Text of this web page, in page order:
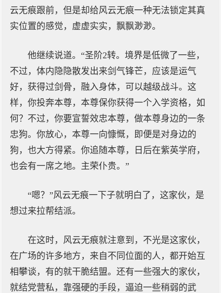
云无痕跟前，但是却给风云无痕一种无法锁定其真
实位置的感觉，虚虚实实，飘飘渺渺。
他继续说道。“圣阶2转。境界是低微了一些，
不过，体内隐隐散发出来剑气锋芒，应该是运气
好，获得过剑骨，融入身体，可以越级战斗。这
样，你投奔本尊，本尊保你获得一个入学资格，如
何？不过，你要宣誓效忠本尊，做本尊身边的一条
忠狗。你放心，本尊一向慷慨，即便是对身边的
狗，也大方得紧。你追随本尊，日后在紫英学府，
也会有一席之地。主荣仆贵。”
“嗯？”风云无痕一下子就明白了，这家伙，是
想过来拉帮结派。
在这时，风云无痕就注意到，不光是这家伙，
在广场的许多地方，来自不同位面的人，都开始互
相攀谈，有的就干脆结盟。还有一些强大的家伙，
就结党营私，靠强硬的手段，逼迫一些稍弱的武